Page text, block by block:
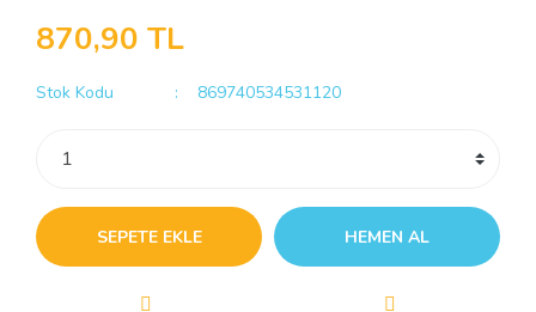
870,90 TL
Stok Kodu 869740534531120
SEPETE EKLE HEMEN AL